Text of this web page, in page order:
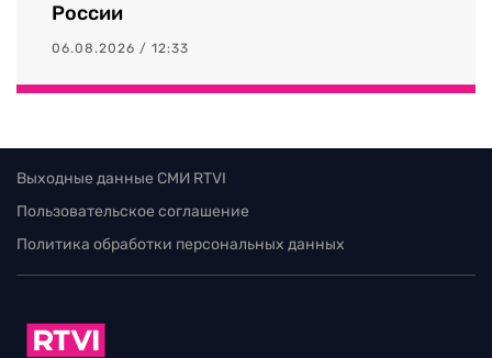
России
06.08.2026 / 12:33
Выходные данные СМИ RTVI
Пользовательское соглашение
Политика обработки персональных данных